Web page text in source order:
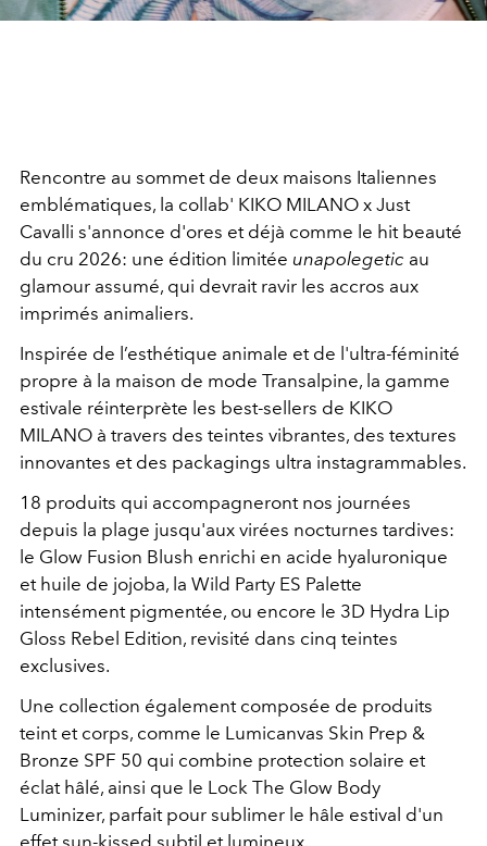
Rencontre au sommet de deux maisons Italiennes
emblématiques, la collab' KIKO MILANO x Just
Cavalli s'annonce d'ores et déjà comme le hit beauté
du cru 2026: une édition limitée unapolegetic au
glamour assumé, qui devrait ravir les accros aux
imprimés animaliers.
Inspirée de l’esthétique animale et de l'ultra-féminité
propre à la maison de mode Transalpine, la gamme
estivale réinterprète les best-sellers de KIKO
MILANO à travers des teintes vibrantes, des textures
innovantes et des packagings ultra instagrammables.
18 produits qui accompagneront nos journées
depuis la plage jusqu'aux virées nocturnes tardives:
le Glow Fusion Blush enrichi en acide hyaluronique
et huile de jojoba, la Wild Party ES Palette
intensément pigmentée, ou encore le 3D Hydra Lip
Gloss Rebel Edition, revisité dans cinq teintes
exclusives.
Une collection également composée de produits
teint et corps, comme le Lumicanvas Skin Prep &
Bronze SPF 50 qui combine protection solaire et
éclat hâlé, ainsi que le Lock The Glow Body
Luminizer, parfait pour sublimer le hâle estival d'un
effet sun-kissed subtil et lumineux.